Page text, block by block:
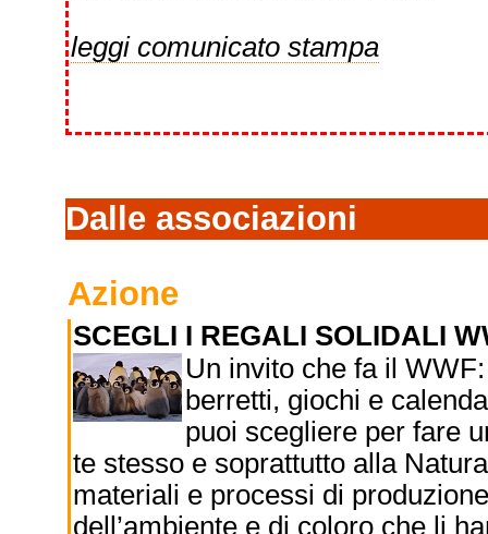
leggi comunicato stampa
Dalle associazioni
Azione
SCEGLI I REGALI SOLIDALI
Un invito che fa il
berretti, giochi e
puoi scegliere per fare
te stesso e soprattutto alla
materiali e processi di
dell’ambiente e di coloro che li